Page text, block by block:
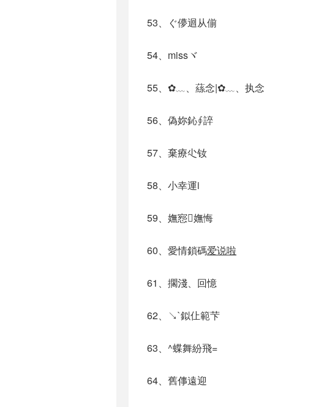
53、ぐ儚迴从偂
54、missヾ
55、✿﹏、蕬念|✿﹏、执念
56、偽妳鈊∮誶
57、棄療尐钕
58、小幸運i
59、嫵惌嫵悔
60、愛情鎖碼爱说啦
61、擱淺、回憶
62、↘`鉯仩範芐
63、^蝶舞紛飛=
64、舊倳遠迎